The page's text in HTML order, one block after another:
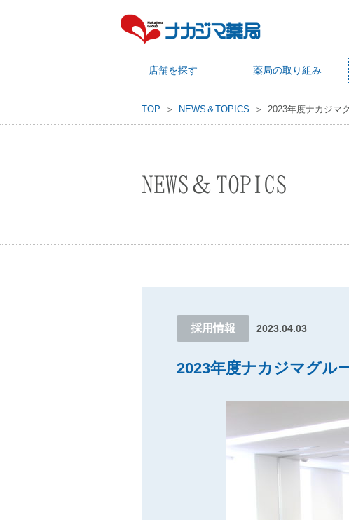
店舗を探す 薬局の取り組み
TOP NEWS＆TOPICS 2023年度ナカジマ
NEWS＆TOPICS
採用情報 2023.04.03
2023年度ナカジマグル